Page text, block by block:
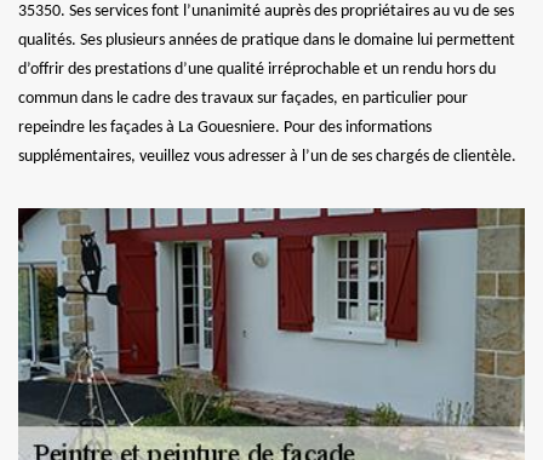
35350. Ses services font l’unanimité auprès des propriétaires au vu de ses
qualités. Ses plusieurs années de pratique dans le domaine lui permettent
d’offrir des prestations d’une qualité irréprochable et un rendu hors du
commun dans le cadre des travaux sur façades, en particulier pour
repeindre les façades à La Gouesniere. Pour des informations
supplémentaires, veuillez vous adresser à l’un de ses chargés de clientèle.